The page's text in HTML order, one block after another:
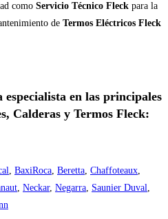
como Servicio Técnico Fleck para la
de Termos Eléctricos Fleck
en las principales
Calderas y Termos Fleck:
, BaxiRoca, Beretta, Chaffoteaux,
, Neckar, Negarra, Saunier Duval,